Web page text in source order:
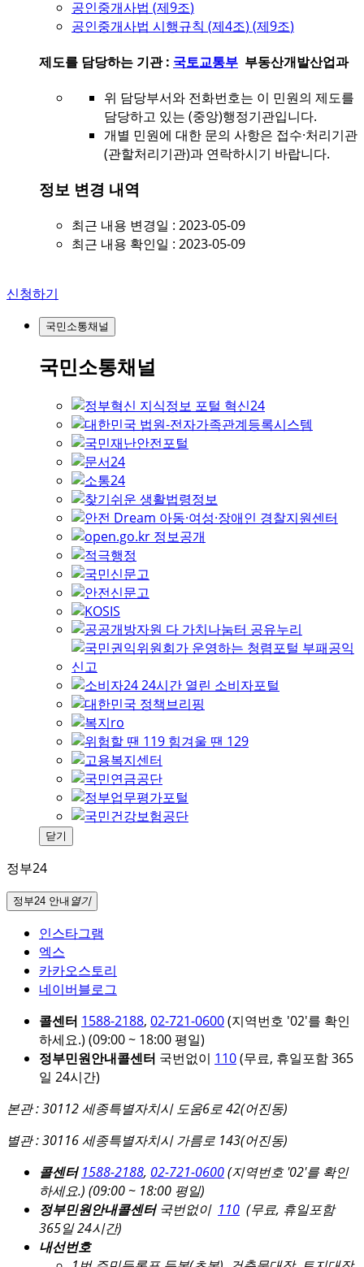
공인중개사법 (제9조)
공인중개사법 시행규칙 (제4조) (제9조)
제도를 담당하는 기관 : 국토교통부 부동산개발산업과
위 담당부서와 전화번호는 이 민원의 제도를
담당하고 있는 (중앙)행정기관입니다.
개별 민원에 대한 문의 사항은 접수·처리기관
(관할처리기관)과 연락하시기 바랍니다.
정보 변경 내역
최근 내용 변경일 : 2023-05-09
최근 내용 확인일 : 2023-05-09
신청하기
국민소통채널
국민소통채널
닫기
정부24
정부24 안내 열기
인스타그램
엑스
카카오스토리
네이버블로그
콜센터 1588-2188, 02-721-0600(지역번호 '02'를 확인
하세요.) (09:00 ~ 18:00 평일)
정부민원안내콜센터 국번없이 110(무료, 휴일포함 365
일 24시간)
본관 : 30112 세종특별자치시 도움6로 42(어진동)
별관 : 30116 세종특별자치시 가름로 143(어진동)
콜센터 1588-2188, 02-721-0600(지역번호 '02'를 확인
하세요.) (09:00 ~ 18:00 평일)
정부민원안내콜센터국번없이 110 (무료, 휴일포함
365일 24시간)
내선번호